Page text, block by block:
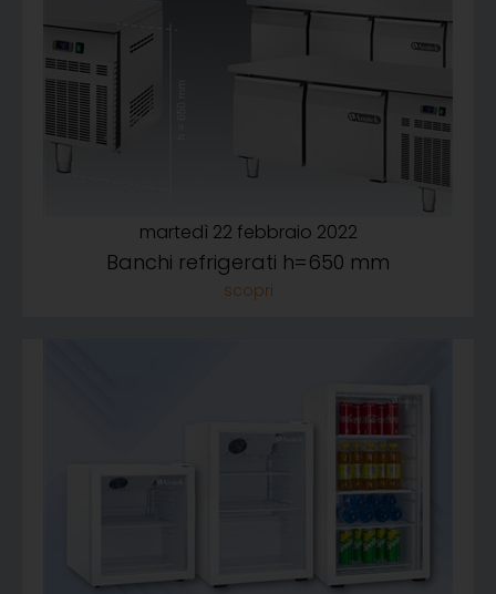
martedì 22 febbraio 2022
Banchi refrigerati h=650 mm